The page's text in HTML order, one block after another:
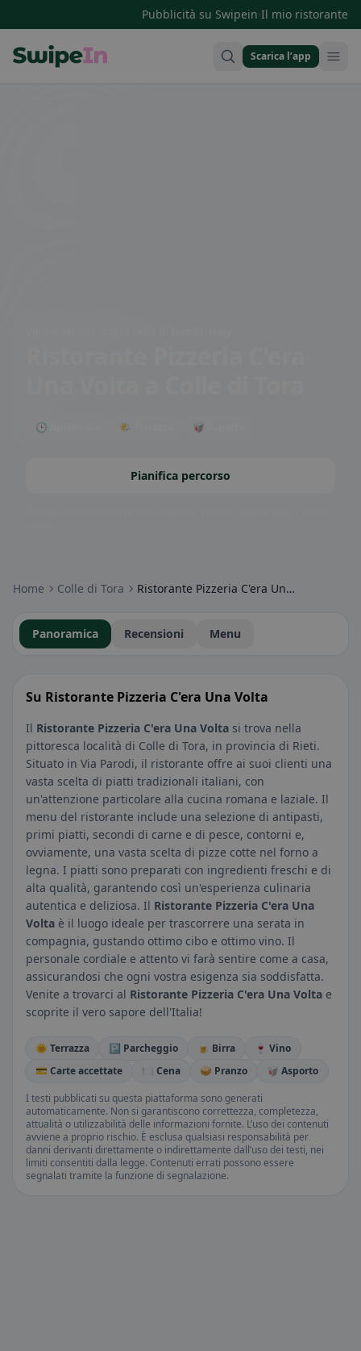
Pubblicità su Swipein·Il mio ristorante
Scarica l’app
🕒 Aperto ora 🌤 Terrazza 🥡 Asporto
Pianifica percorso
Home Colle di Tora Ristorante Pizzeria C'era Una Volta
Panoramica Recensioni Menu
Su Ristorante Pizzeria C'era Una Volta
Il Ristorante Pizzeria C'era Una Volta si trova nella
pittoresca località di Colle di Tora, in provincia di Rieti.
Situato in Via Parodi, il ristorante offre ai suoi clienti una
vasta scelta di piatti tradizionali italiani, con
un'attenzione particolare alla cucina romana e laziale. Il
menu del ristorante include una selezione di antipasti,
primi piatti, secondi di carne e di pesce, contorni e,
ovviamente, una vasta scelta di pizze cotte nel forno a
legna. I piatti sono preparati con ingredienti freschi e di
alta qualità, garantendo così un'esperienza culinaria
autentica e deliziosa. Il Ristorante Pizzeria C'era Una
Volta è il luogo ideale per trascorrere una serata in
compagnia, gustando ottimo cibo e ottimo vino. Il
personale cordiale e attento vi farà sentire come a casa,
assicurandosi che ogni vostra esigenza sia soddisfatta.
Venite a trovarci al Ristorante Pizzeria C'era Una Volta e
scoprite il vero sapore dell'Italia!
🌞 Terrazza 🅿️ Parcheggio 🍺 Birra
🍷 Vino
💳 Carte accettate
🍽️ Cena 🥪 Pranzo
🥡 Asporto
I testi pubblicati su questa piattaforma sono generati
automaticamente. Non si garantiscono correttezza, completezza,
attualità o utilizzabilità delle informazioni fornite. L’uso dei contenuti
avviene a proprio rischio. È esclusa qualsiasi responsabilità per
danni derivanti direttamente o indirettamente dall’uso dei testi, nei
limiti consentiti dalla legge. Contenuti errati possono essere
segnalati tramite la funzione di segnalazione.